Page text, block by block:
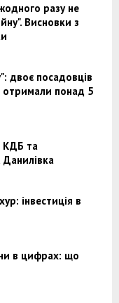
разу не
Висновки з
двоє посадовців
отримали понад 5
КДБ та
Данилівка
інвестиція в
в цифрах: що